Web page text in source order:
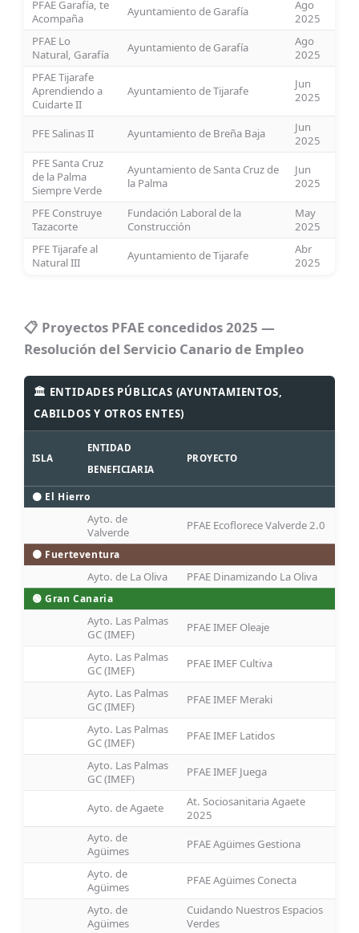
PFAE Garafía, te
Acompaña
Ayuntamiento de Garafía
Ago
2025
PFAE Lo
Natural, Garafía
Ayuntamiento de Garafía
Ago
2025
PFAE Tijarafe
Aprendiendo a
Cuidarte II
Ayuntamiento de Tijarafe
Jun
2025
PFE Salinas II Ayuntamiento de Breña Baja
Jun
2025
PFE Santa Cruz
de la Palma
Siempre Verde
Ayuntamiento de Santa Cruz de
la Palma
Jun
2025
PFE Construye
Tazacorte
Fundación Laboral de la
Construcción
May
2025
PFE Tijarafe al
Natural III
Ayuntamiento de Tijarafe
Abr
2025
📋 Proyectos PFAE concedidos 2025 —
Resolución del Servicio Canario de Empleo
🏛️ ENTIDADES PÚBLICAS (AYUNTAMIENTOS,
CABILDOS Y OTROS ENTES)
ISLA
ENTIDAD
BENEFICIARIA
PROYECTO
⚫ El Hierro
Ayto. de
Valverde
PFAE Ecoflorece Valverde 2.0
🟤 Fuerteventura
Ayto. de La Oliva PFAE Dinamizando La Oliva
🟢 Gran Canaria
Ayto. Las Palmas
GC (IMEF)
PFAE IMEF Oleaje
Ayto. Las Palmas
GC (IMEF)
PFAE IMEF Cultiva
Ayto. Las Palmas
GC (IMEF)
PFAE IMEF Meraki
Ayto. Las Palmas
GC (IMEF)
PFAE IMEF Latidos
Ayto. Las Palmas
GC (IMEF)
PFAE IMEF Juega
Ayto. de Agaete
At. Sociosanitaria Agaete
2025
Ayto. de
Agüimes
PFAE Agüimes Gestiona
Ayto. de
Agüimes
PFAE Agüimes Conecta
Ayto. de
Agüimes
Cuidando Nuestros Espacios
Verdes